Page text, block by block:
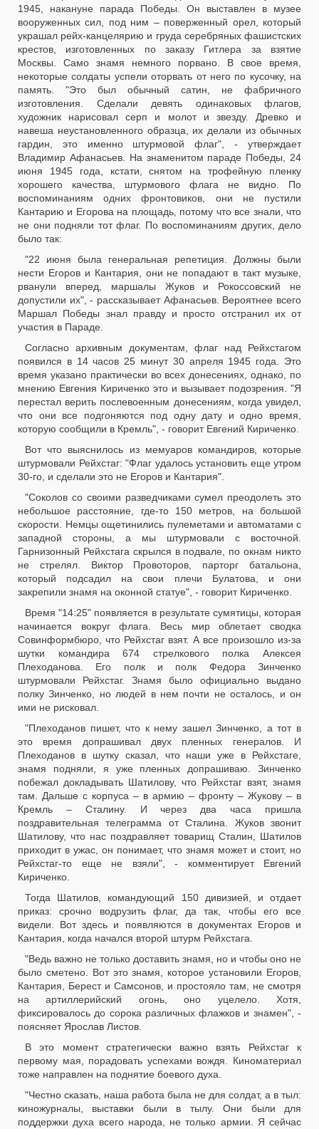
1945, накануне парада Победы. Он выставлен в музее
вооруженных сил, под ним – поверженный орел, который
украшал рейх-канцелярию и груда серебряных фашистских
крестов, изготовленных по заказу Гитлера за взятие
Москвы. Само знамя немного порвано. В свое время,
некоторые солдаты успели оторвать от него по кусочку, на
память. "Это был обычный сатин, не фабричного
изготовления. Сделали девять одинаковых флагов,
художник нарисовал серп и молот и звезду. Древко и
навеша неустановленного образца, их делали из обычных
гардин, это именно штурмовой флаг", - утверждает
Владимир Афанасьев. На знаменитом параде Победы, 24
июня 1945 года, кстати, снятом на трофейную пленку
хорошего качества, штурмового флага не видно. По
воспоминаниям одних фронтовиков, они не пустили
Кантарию и Егорова на площадь, потому что все знали, что
не они подняли тот флаг. По воспоминаниям других, дело
было так:
"22 июня была генеральная репетиция. Должны были
нести Егоров и Кантария, они не попадают в такт музыке,
рванули вперед, маршалы Жуков и Рокоссовский не
допустили их", - рассказывает Афанасьев. Вероятнее всего
Маршал Победы знал правду и просто отстранил их от
участия в Параде.
Согласно архивным документам, флаг над Рейхстагом
появился в 14 часов 25 минут 30 апреля 1945 года. Это
время указано практически во всех донесениях, однако, по
мнению Евгения Кириченко это и вызывает подозрения. "Я
перестал верить послевоенным донесениям, когда увидел,
что они все подгоняются под одну дату и одно время,
которую сообщили в Кремль", - говорит Евгений Кириченко.
Вот что выяснилось из мемуаров командиров, которые
штурмовали Рейхстаг: "Флаг удалось установить еще утром
30-го, и сделали это не Егоров и Кантария".
"Соколов со своими разведчиками сумел преодолеть это
небольшое расстояние, где-то 150 метров, на большой
скорости. Немцы ощетинились пулеметами и автоматами с
западной стороны, а мы штурмовали с восточной.
Гарнизонный Рейхстага скрылся в подвале, по окнам никто
не стрелял. Виктор Провоторов, парторг батальона,
который подсадил на свои плечи Булатова, и они
закрепили знамя на оконной статуе", - говорит Кириченко.
Время "14:25" появляется в результате сумятицы, которая
начинается вокруг флага. Весь мир облетает сводка
Совинформбюро, что Рейхстаг взят. А все произошло из-за
шутки командира 674 стрелкового полка Алексея
Плеходанова. Его полк и полк Федора Зинченко
штурмовали Рейхстаг. Знамя было официально выдано
полку Зинченко, но людей в нем почти не осталось, и он
ими не рисковал.
"Плеходанов пишет, что к нему зашел Зинченко, а тот в
это время допрашивал двух пленных генералов. И
Плеходанов в шутку сказал, что наши уже в Рейхстаге,
знамя подняли, я уже пленных допрашиваю. Зинченко
побежал докладывать Шатилову, что Рейхстаг взят, знамя
там. Дальше с корпуса – в армию – фронту – Жукову – в
Кремль – Сталину. И через два часа пришла
поздравительная телеграмма от Сталина. Жуков звонит
Шатилову, что нас поздравляет товарищ Сталин, Шатилов
приходит в ужас, он понимает, что знамя может и стоит, но
Рейхстаг-то еще не взяли", - комментирует Евгений
Кириченко.
Тогда Шатилов, командующий 150 дивизией, и отдает
приказ: срочно водрузить флаг, да так, чтобы его все
видели. Вот здесь и появляются в документах Егоров и
Кантария, когда начался второй штурм Рейхстага.
"Ведь важно не только доставить знамя, но и чтобы оно не
было сметено. Вот это знамя, которое установили Егоров,
Кантария, Берест и Самсонов, и простояло там, не смотря
на артиллерийский огонь, оно уцелело. Хотя,
фиксировалось до сорока различных флажков и знамен", -
поясняет Ярослав Листов.
В это момент стратегически важно взять Рейхстаг к
первому мая, порадовать успехами вождя. Киноматериал
тоже направлен на поднятие боевого духа.
"Честно сказать, наша работа была не для солдат, а в тыл:
киножурналы, выставки были в тылу. Они были для
поддержки духа всего народа, не только армии. Я сейчас